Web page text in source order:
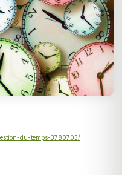
du-temps-3780703/